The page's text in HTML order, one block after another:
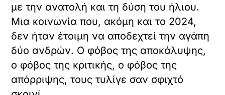
με την ανατολή και τη δύση του ήλιου.
Μια κοινωνία που, ακόμη και το 2024,
δεν ήταν έτοιμη να αποδεχτεί την αγάπη
δύο ανδρών. Ο φόβος της αποκάλυψης,
ο φόβος της κριτικής, ο φόβος της
απόρριψης, τους τυλίγε σαν σφιχτό